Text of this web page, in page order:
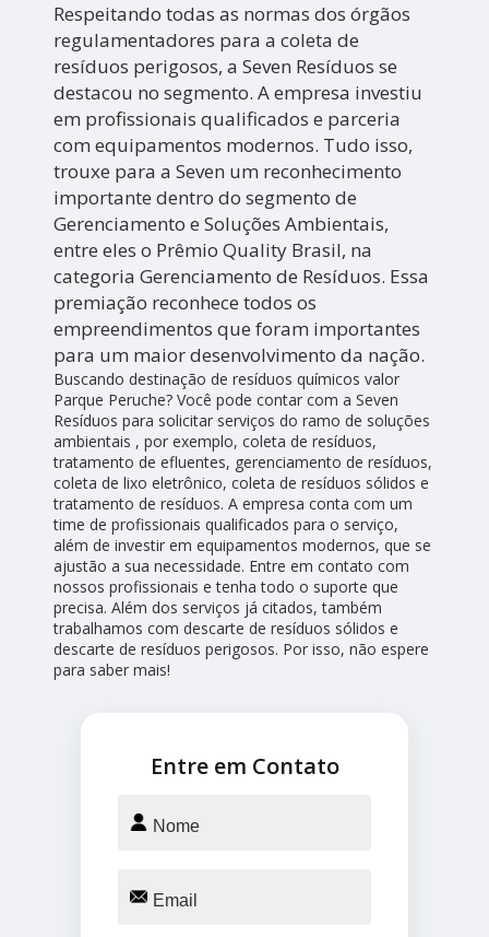
Respeitando todas as normas dos órgãos
regulamentadores para a coleta de
resíduos perigosos, a Seven Resíduos se
destacou no segmento. A empresa investiu
em profissionais qualificados e parceria
com equipamentos modernos. Tudo isso,
trouxe para a Seven um reconhecimento
importante dentro do segmento de
Gerenciamento e Soluções Ambientais,
entre eles o Prêmio Quality Brasil, na
categoria Gerenciamento de Resíduos. Essa
premiação reconhece todos os
empreendimentos que foram importantes
para um maior desenvolvimento da nação.
Buscando destinação de resíduos químicos valor
Parque Peruche? Você pode contar com a Seven
Resíduos para solicitar serviços do ramo de soluções
ambientais , por exemplo, coleta de resíduos,
tratamento de efluentes, gerenciamento de resíduos,
coleta de lixo eletrônico, coleta de resíduos sólidos e
tratamento de resíduos. A empresa conta com um
time de profissionais qualificados para o serviço,
além de investir em equipamentos modernos, que se
ajustão a sua necessidade. Entre em contato com
nossos profissionais e tenha todo o suporte que
precisa. Além dos serviços já citados, também
trabalhamos com descarte de resíduos sólidos e
descarte de resíduos perigosos. Por isso, não espere
para saber mais!
Entre em Contato